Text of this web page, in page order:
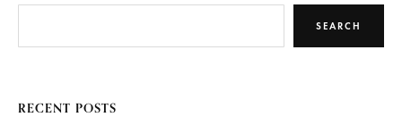
SEARCH
RECENT POSTS